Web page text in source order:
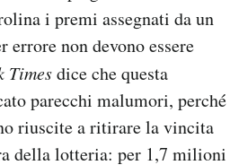
i premi assegnati da un
errore non devono essere
Timesdice che questa
parecchi malumori, perché
riuscite a ritirare la vincita
della lotteria: per 1,7 milioni